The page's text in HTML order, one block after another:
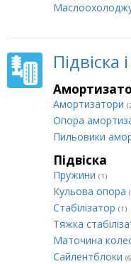
Підвіска
Амортизатори
Опора
Пильовики
Підвіска
Пружини (1)
Кульова опора
Стабілізатор (1)
Тяжка
Маточина
Сайлентблоки